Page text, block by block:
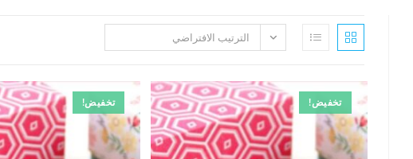
الترتيب الافتراضي
تخفيض! تخفيض!